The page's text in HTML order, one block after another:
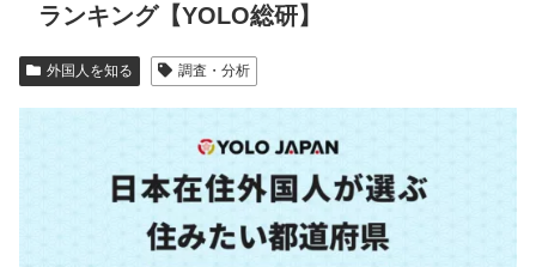
ランキング【YOLO総研】
外国人を知る 調査・分析